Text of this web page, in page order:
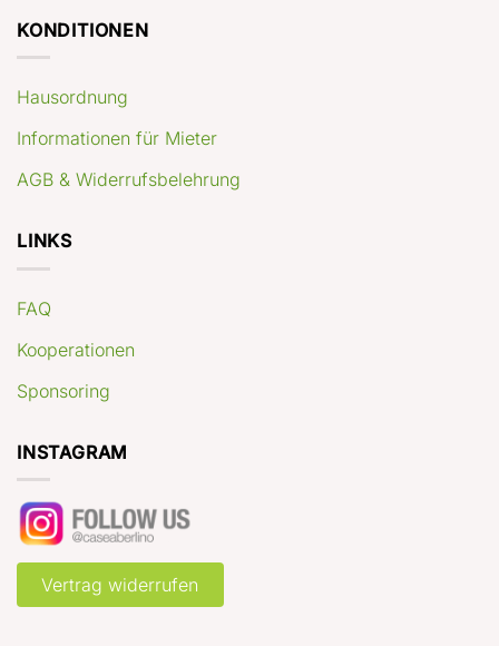
KONDITIONEN
Hausordnung
Informationen für Mieter
AGB & Widerrufsbelehrung
LINKS
FAQ
Kooperationen
Sponsoring
INSTAGRAM
Vertrag widerrufen